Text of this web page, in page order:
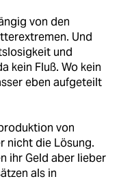
von den
Und
und
kein Fluß. Wo kein
eben aufgeteilt
von
nicht die Lösung.
ihr Geld aber lieber
als in